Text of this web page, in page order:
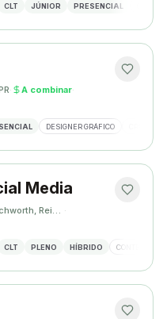
CLT JÚNIOR PRESENCIAL
· A combinar·
DESIGNER GRÁFICO
Media
Letchworth, Reino Unido ·
CLT PLENO HÍBRIDO CONTENT